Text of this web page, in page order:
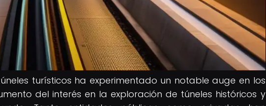
turísticos ha experimentado un notable auge en los
del interés en la exploración de túneles históricos y